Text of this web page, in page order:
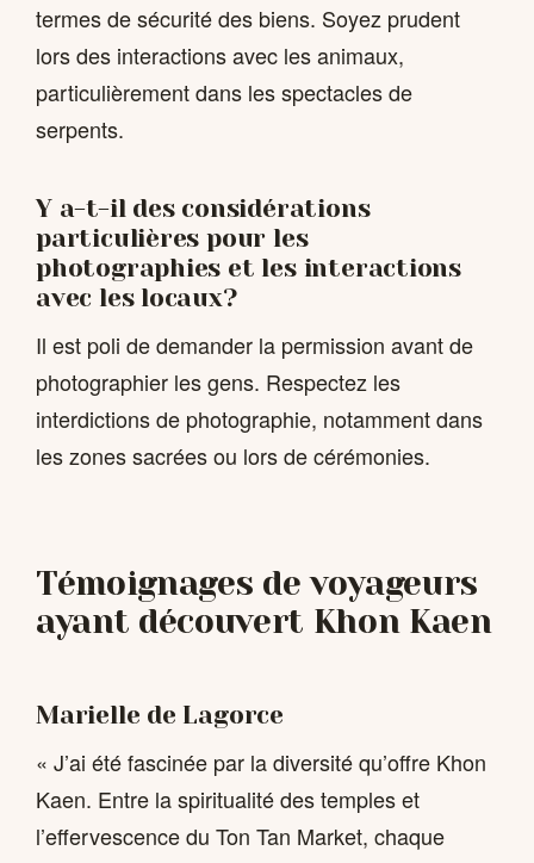
termes de sécurité des biens. Soyez prudent
lors des interactions avec les animaux,
particulièrement dans les spectacles de
serpents.
Y a-t-il des considérations
particulières pour les
photographies et les interactions
avec les locaux?
Il est poli de demander la permission avant de
photographier les gens. Respectez les
interdictions de photographie, notamment dans
les zones sacrées ou lors de cérémonies.
Témoignages de voyageurs
ayant découvert Khon Kaen
Marielle de Lagorce
« J’ai été fascinée par la diversité qu’offre Khon
Kaen. Entre la spiritualité des temples et
l’effervescence du Ton Tan Market, chaque